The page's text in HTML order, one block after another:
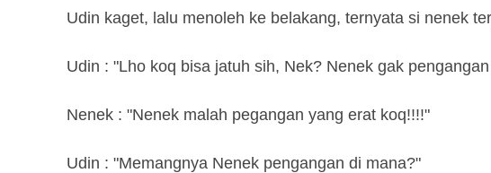
Udin kaget, lalu menoleh ke belakang, ternyata si nenek
Udin : "Lho koq bisa jatuh sih, Nek? Nenek gak
Nenek : "Nenek malah pegangan yang erat koq!!!!"
Udin : "Memangnya Nenek pengangan di mana?"